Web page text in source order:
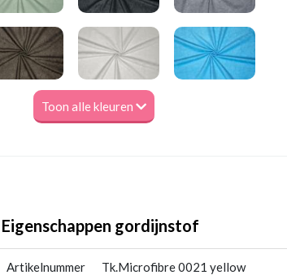
Toon alle kleuren
Eigenschappen gordijnstof
Artikelnummer Tk.Microfibre 0021 yellow